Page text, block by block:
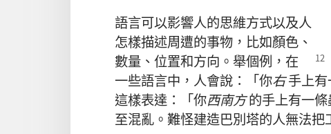
語言可以影響人的思維方式以及人
怎樣描述周遭的事物，比如顏色、
數量、位置和方向。 舉個例，在
一些語言中，人會說：「你右手上
這樣表達：「你西南方的手上有一
至混亂。難怪建造巴別塔的人無法把